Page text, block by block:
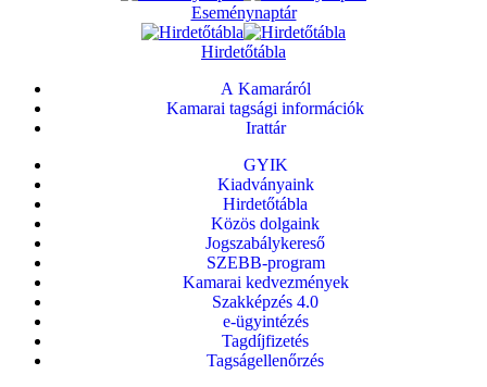
Eseménynaptár
Hirdetőtábla
A Kamaráról
Kamarai tagsági információk
Irattár
GYIK
Kiadványaink
Hirdetőtábla
Közös dolgaink
Jogszabálykereső
SZEBB-program
Kamarai kedvezmények
Szakképzés 4.0
e-ügyintézés
Tagdíjfizetés
Tagságellenőrzés